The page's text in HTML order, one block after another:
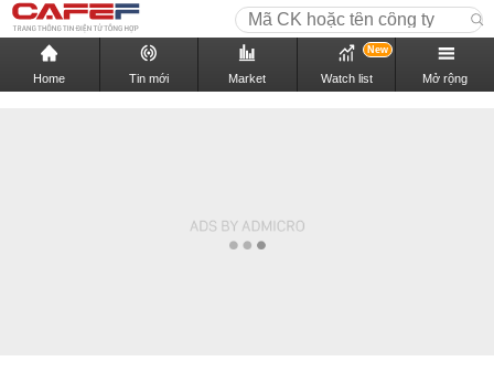
Home Tin mới Market Watch list
New
Mở rộng